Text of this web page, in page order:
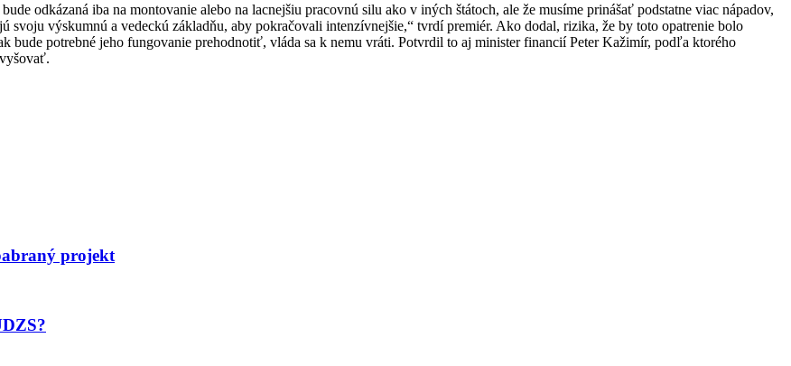
odkázaná iba na montovanie alebo na lacnejšiu pracovnú silu ako v iných štátoch, ale že musíme prinášať podstatne viac nápadov,
výskumnú a vedeckú základňu, aby pokračovali intenzívnejšie,“ tvrdí premiér. Ako dodal, rizika, že by toto opatrenie bolo
bude potrebné jeho fungovanie prehodnotiť, vláda sa k nemu vráti. Potvrdil to aj minister financií Peter Kažimír, podľa ktorého
projekt